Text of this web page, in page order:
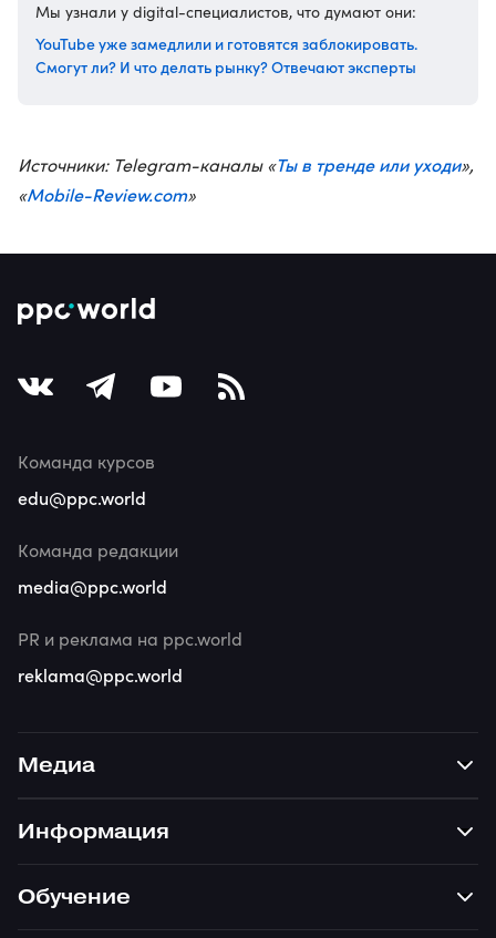
Мы узнали у digital-специалистов, что думают они:
YouTube уже замедлили и готовятся заблокировать.
Смогут ли? И что делать рынку? Отвечают эксперты
Источники: Telegram-каналы «Ты в тренде или уходи»,
«Mobile-Review.com»
Медиа
Информация
Обучение
Команда курсов
edu@ppc.world
Команда редакции
media@ppc.world
PR и реклама на ppc.world
reklama@ppc.world